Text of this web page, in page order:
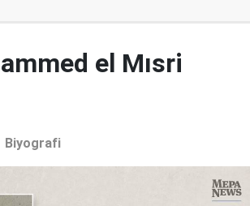
el Mısri
Biyografi